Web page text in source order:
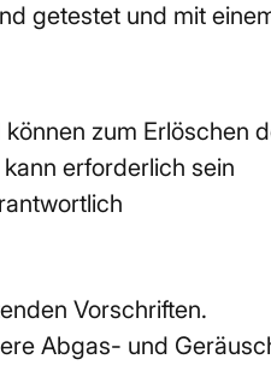
getestet und mit
zum Erlöschen
erforderlich sein
Vorschriften.
Abgas- und